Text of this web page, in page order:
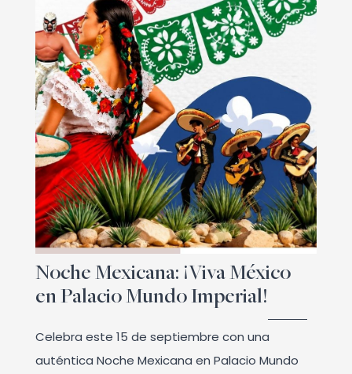
Noche Mexicana: ¡Viva México
en Palacio Mundo Imperial!
Celebra este 15 de septiembre con una
auténtica Noche Mexicana en Palacio Mundo